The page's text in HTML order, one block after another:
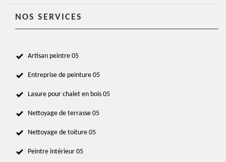
NOS SERVICES
Artisan peintre 05
Entreprise de peinture 05
Lasure pour chalet en bois 05
Nettoyage de terrasse 05
Nettoyage de toiture 05
Peintre intérieur 05